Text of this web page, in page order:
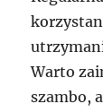
Warto
szambo,